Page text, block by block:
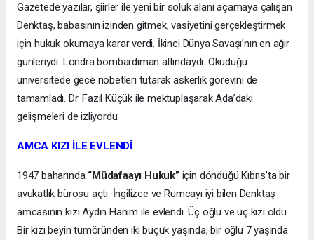
Gazetede yazılar, şiirler ile yeni bir soluk alanı açamaya çalışan
Denktaş, babasının izinden gitmek, vasiyetini gerçekleştirmek
için hukuk okumaya karar verdi. İkinci Dünya Savaşı’nın en ağır
günleriydi. Londra bombardıman altındaydı. Okuduğu
üniversitede gece nöbetleri tutarak askerlik görevini de
tamamladı. Dr. Fazıl Küçük ile mektuplaşarak Ada’daki
gelişmeleri de izliyordu.
AMCA KIZI İLE EVLENDİ
1947 baharında “Müdafaayı Hukuk” için döndüğü Kıbrıs’ta bir
avukatlık bürosu açtı. İngilizce ve Rumcayı iyi bilen Denktaş
amcasının kızı Aydın Hanım ile evlendi. Üç oğlu ve üç kızı oldu.
Bir kızı beyin tümöründen iki buçuk yaşında, bir oğlu 7 yaşında